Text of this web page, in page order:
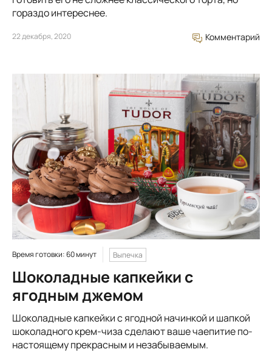
гораздо интереснее.
22 декабря, 2020 Комментарий
Время готовки: 60 минут Выпечка
Шоколадные капкейки с
ягодным джемом
Шоколадные капкейки с ягодной начинкой и шапкой
шоколадного крем-чиза сделают ваше чаепитие по-
настоящему прекрасным и незабываемым.